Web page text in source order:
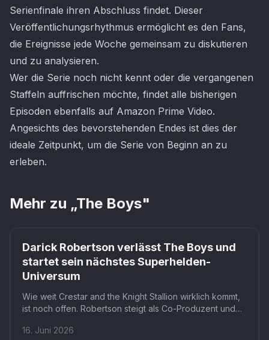
Serienfinale ihren Abschluss findet. Dieser
Veröffentlichungsrhythmus ermöglicht es den Fans,
die Ereignisse jede Woche gemeinsam zu diskutieren
und zu analysieren.
Wer die Serie noch nicht kennt oder die vergangenen
Staffeln auffrischen möchte, findet alle bisherigen
Episoden ebenfalls auf Amazon Prime Video.
Angesichts des bevorstehenden Endes ist dies der
ideale Zeitpunkt, um die Serie von Beginn an zu
erleben.
Mehr zu „The Boys"
Prime
Darick Robertson verlässt The Boys und
startet sein nächstes Superhelden-
Universum
Wie weit Crestar and the Knight Stallion wirklich kommt,
ist noch offen. Robertson steigt als Co-Produzent und
eine Live-Action-Serie, doch konkrete Sendetermine
16. Juni 2026